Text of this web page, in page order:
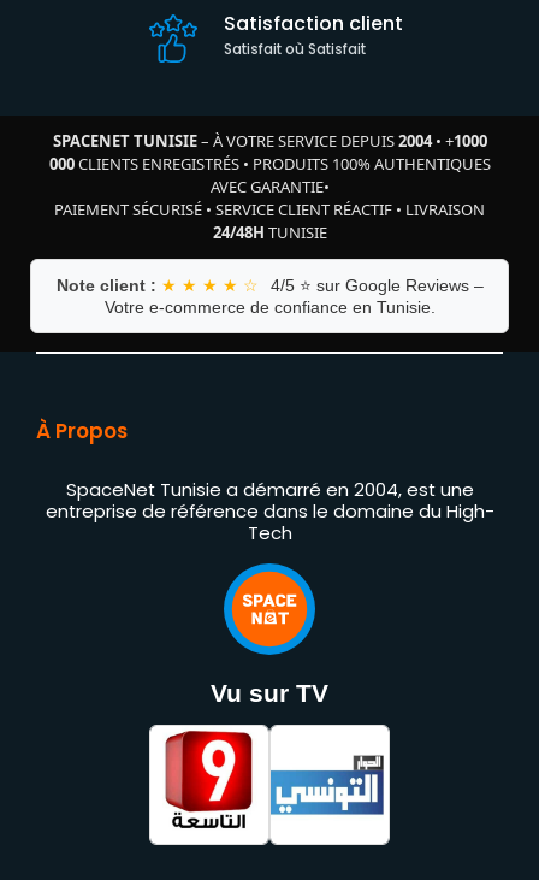
Satisfaction client
Satisfait où Satisfait
SPACENET TUNISIE– À VOTRE SERVICE DEPUIS2004• +1000
000CLIENTS ENREGISTRÉS• PRODUITS 100% AUTHENTIQUES
AVEC GARANTIE•
PAIEMENT SÉCURISÉ • SERVICE CLIENT RÉACTIF • LIVRAISON
24/48H TUNISIE
Note client : ★ ★ ★ ★ ☆
4/5 ⭐ sur Google Reviews –
Votre e-commerce de confiance en Tunisie.
À Propos
SpaceNet Tunisie a démarré en 2004, est une
entreprise de référence dans le domaine du High-
Tech
Vu sur TV